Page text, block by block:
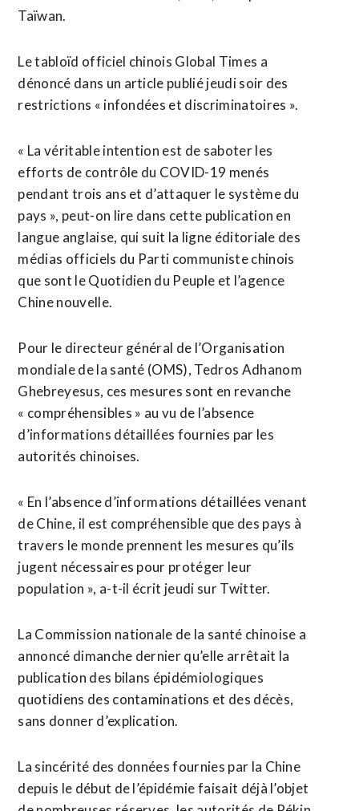
Taïwan.
Le tabloïd officiel chinois Global Times a
dénoncé dans un article publié jeudi soir des
restrictions « infondées et discriminatoires ».
« La véritable intention est de saboter les
efforts de contrôle du COVID-19 menés
pendant trois ans et d’attaquer le système du
pays », peut-on lire dans cette publication en
langue anglaise, qui suit la ligne éditoriale des
médias officiels du Parti communiste chinois
que sont le Quotidien du Peuple et l’agence
Chine nouvelle.
Pour le directeur général de l’Organisation
mondiale de la santé (OMS), Tedros Adhanom
Ghebreyesus, ces mesures sont en revanche
« compréhensibles » au vu de l’absence
d’informations détaillées fournies par les
autorités chinoises.
« En l’absence d’informations détaillées venant
de Chine, il est compréhensible que des pays à
travers le monde prennent les mesures qu’ils
jugent nécessaires pour protéger leur
population », a-t-il écrit jeudi sur Twitter.
La Commission nationale de la santé chinoise a
annoncé dimanche dernier qu’elle arrêtait la
publication des bilans épidémiologiques
quotidiens des contaminations et des décès,
sans donner d’explication.
La sincérité des données fournies par la Chine
depuis le début de l’épidémie faisait déjà l’objet